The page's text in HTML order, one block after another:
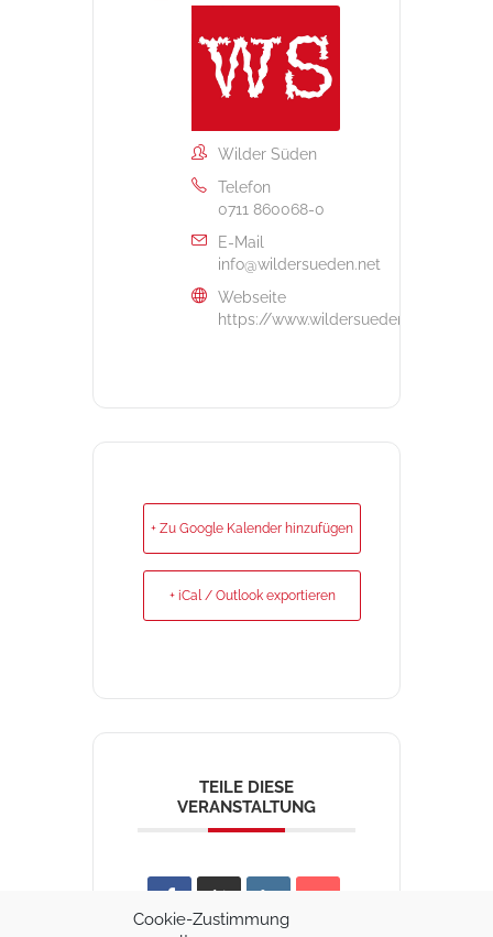
Cookie-Zustimmung
Wilder Süden
Telefon
0711 860068-0
E-Mail
info@wildersueden.net
Webseite
https://www.wildersueden.net
+ Zu Google Kalender hinzufügen
+ iCal / Outlook exportieren
TEILE DIESE
VERANSTALTUNG